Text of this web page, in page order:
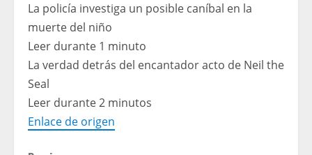
La policía investiga un posible caníbal en la
muerte del niño
Leer durante 1 minuto
La verdad detrás del encantador acto de Neil the
Seal
Leer durante 2 minutos
Enlace de origen